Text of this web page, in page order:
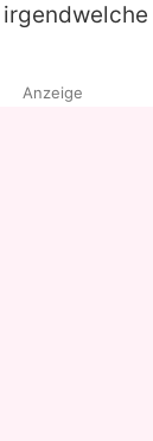
Anzeige